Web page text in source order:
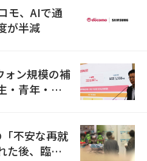
モ、AIで通
が半減
ォン規模の補
・青年・安
不安な再就
た後、臨時